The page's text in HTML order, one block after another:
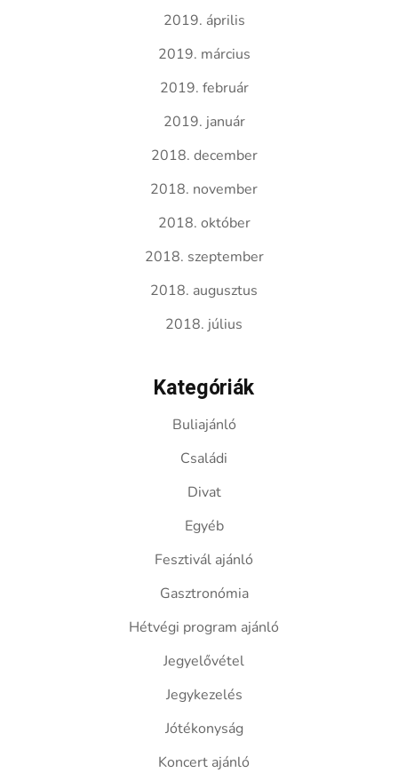
2019. április
2019. március
2019. február
2019. január
2018. december
2018. november
2018. október
2018. szeptember
2018. augusztus
2018. július
Kategóriák
Buliajánló
Családi
Divat
Egyéb
Fesztivál ajánló
Gasztronómia
Hétvégi program ajánló
Jegyelővétel
Jegykezelés
Jótékonyság
Koncert ajánló